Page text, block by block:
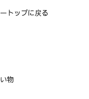
トップに戻る
物